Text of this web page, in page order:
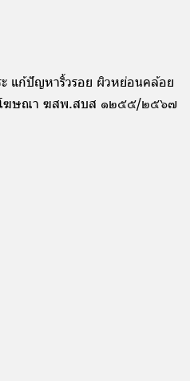
แก้ปัญหาริ้วรอย ผิวหย่อนคล้อย
โฆษณา ฆสพ.สบส ๑๒๕๕/๒๕๖๗